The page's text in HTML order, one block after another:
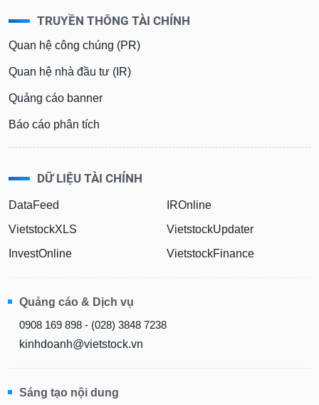
TRUYỀN THÔNG TÀI CHÍNH
Quan hệ công chúng (PR)
Quan hệ nhà đầu tư (IR)
Quảng cáo banner
Báo cáo phân tích
DỮ LIỆU TÀI CHÍNH
DataFeed
VietstockXLS
InvestOnline
IROnline
VietstockUpdater
VietstockFinance
Quảng cáo & Dịch vụ
0908 169 898 - (028) 3848 7238
kinhdoanh@vietstock.vn
Sáng tạo nội dung